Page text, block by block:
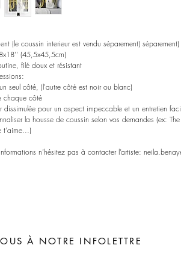
(le coussin interieur est vendu séparement) séparement)
(45,5x45,5cm)
filé doux et résistant
seul côté, (l'autre côté est noir ou blanc)
chaque côté
dissimulée pour un aspect impeccable et un entretien
la housse de coussin selon vos demandes (ex:
t'aime...)
n’hésitez pas à contacter l’artiste:
À NOTRE INFOLETTRE